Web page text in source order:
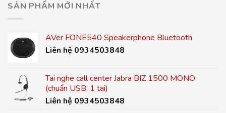
SẢN PHẨM MỚI NHẤT
AVer FONE540 Speakerphone Bluetooth
Liên hệ 0934503848
Tai nghe call center Jabra BIZ 1500 MONO
(chuẩn USB, 1 tai)
Liên hệ 0934503848